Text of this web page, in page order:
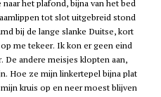
het plafond, bijna van het bed
tot slot uitgebreid stond
bij de lange slanke Duitse, kort
me tekeer. Ik kon er geen eind
De andere meisjes klopten aan,
Hoe ze mijn linkertepel bijna plat
kruis op en neer moest blijven